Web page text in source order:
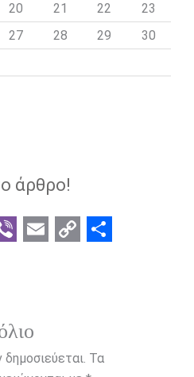
20 21 22
23
27 28 29
30
άρθρο!
i
l
L
e
Τα